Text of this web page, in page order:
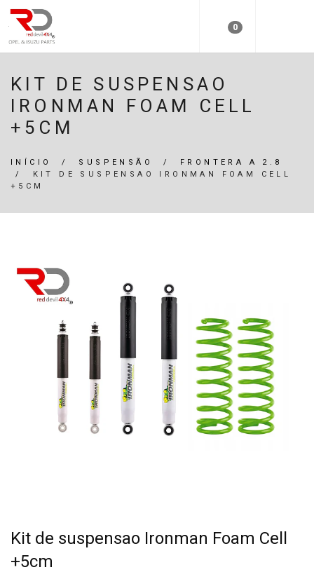
0
KIT DE SUSPENSAO
IRONMAN FOAM CELL
+5CM
INÍCIO / SUSPENSÃO / FRONTERA A 2.8
/
KIT DE SUSPENSAO IRONMAN FOAM CELL
+5CM
Kit de suspensao Ironman Foam Cell
+5cm